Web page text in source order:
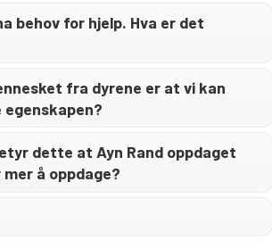
behov for hjelp. Hva er det
fra dyrene er at vi kan
dette at Ayn Rand oppdaget
å oppdage?